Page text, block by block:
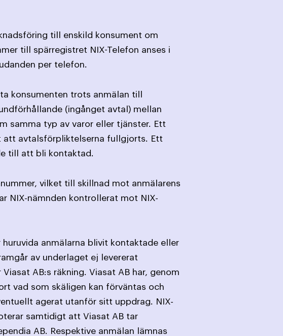
till enskild konsument om
till spärregistret NIX-Telefon anses i
per telefon.
konsumenten trots anmälan till
(ingånget avtal) mellan
samma typ av varor eller tjänster. Ett
att avtalsförpliktelserna fullgjorts. Ett
till att bli kontaktad.
vilket till skillnad mot anmälarens
NIX-nämnden kontrollerat mot NIX-
anmälarna blivit kontaktade eller
av underlaget ej levererat
AB:s räkning. Viasat AB har, genom
vad som skäligen kan förväntas och
agerat utanför sitt uppdrag. NIX-
samtidigt att Viasat AB tar
AB. Respektive anmälan lämnas